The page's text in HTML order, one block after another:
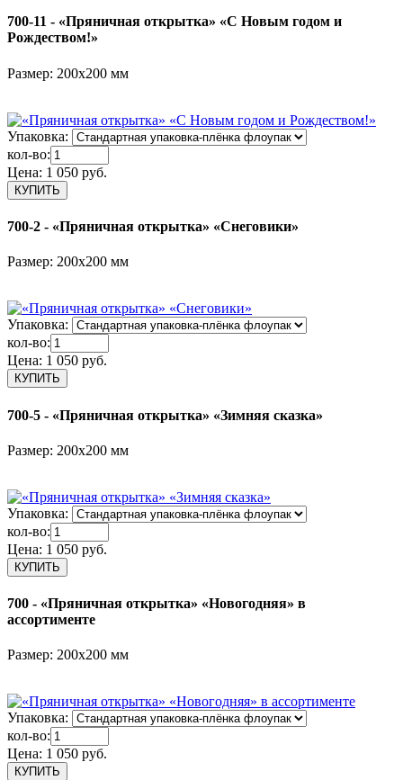
700-11 - «Пряничная открытка» «С Новым годом и
Рождеством!»
Размер: 200х200 мм
Упаковка:
кол-во:
Цена: 1 050 руб.
700-2 - «Пряничная открытка» «Снеговики»
Размер: 200х200 мм
Упаковка:
кол-во:
Цена: 1 050 руб.
700-5 - «Пряничная открытка» «Зимняя сказка»
Размер: 200х200 мм
Упаковка:
кол-во:
Цена: 1 050 руб.
700 - «Пряничная открытка» «Новогодняя» в
ассортименте
Размер: 200х200 мм
Упаковка:
кол-во:
Цена: 1 050 руб.